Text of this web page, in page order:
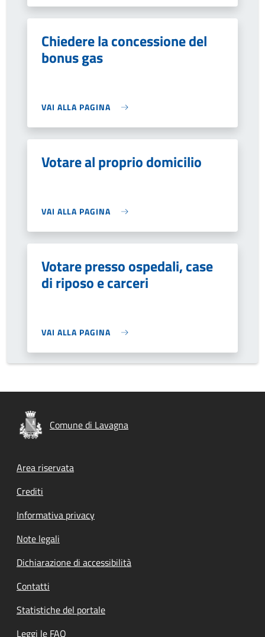
Chiedere la concessione del
bonus gas
VAI ALLA PAGINA
Votare al proprio domicilio
VAI ALLA PAGINA
Votare presso ospedali, case
di riposo e carceri
VAI ALLA PAGINA
Comune di Lavagna
Footer menu
Area riservata
Crediti
Informativa privacy
Note legali
Dichiarazione di accessibilità
Contatti
Statistiche del portale
Leggi le FAQ